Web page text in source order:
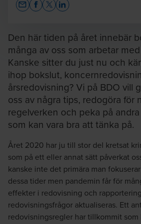
Den här tiden på året innebär
många av oss som arbetar
Kanske sitter du just nu och
ihop bokslut,
årsredovisning? Vi på BDO vill
oss av några tips, redogöra för
regelverken och peka på
som kan vara bra att tänka på.
Året 2020 har ju till stor del kretsat
som på ett eller annat sätt påverkat
kanske inte det primära man
dessa tider men pandemin får för
effekter i redovisning och
redovisningsfrågor aktualiseras. Ett
redovisningsregler har tillkommit som
Karin Siwertz
Auktoriserad revisor / Financial
Partner
Katarina Edholm Lindgren
Financial Reporting Specialist /